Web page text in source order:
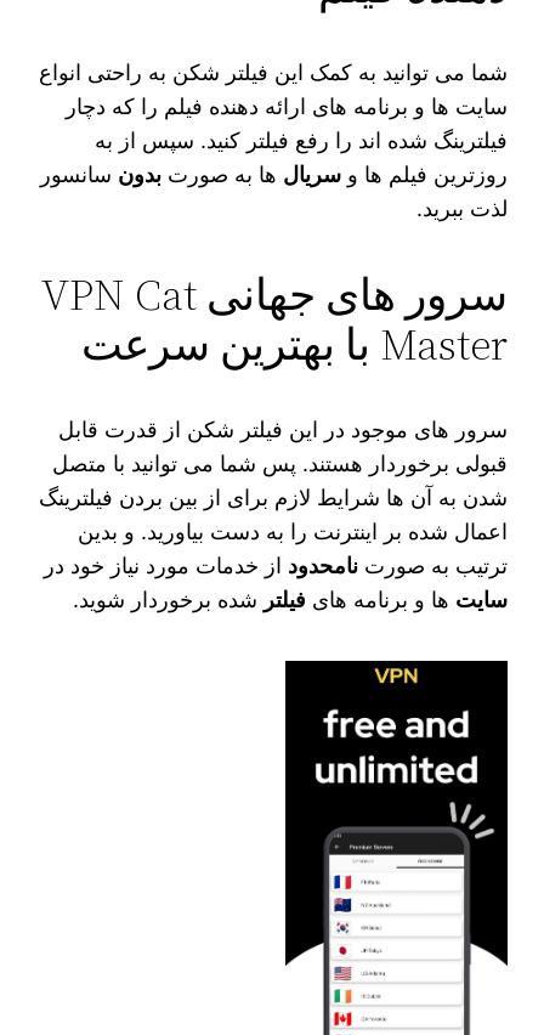
شما می‌ توانید به کمک این فیلتر شکن به راحتی انواع
سایت‌ ها و برنامه های ارائه دهنده فیلم را که دچار
فیلترینگ شده‌ اند را رفع فیلتر کنید. سپس از به
روزترین فیلم‌ ها وسریال‌ ها به صورتبدون سانسور
لذت ببرید.
سرور های جهانی VPN Cat
Master با بهترین سرعت
سرور های موجود در این فیلتر شکن از قدرت قابل
قبولی برخوردار هستند. پس شما می‌ توانید با متصل
شدن به آن ها شرایط لازم برای از بین بردن فیلترینگ
اعمال شده بر اینترنت را به دست بیاورید. و بدین
ترتیب به صورتنامحدود از خدمات مورد نیاز خود در
سایت ها و برنامه های فیلتر شده برخوردار شوید.